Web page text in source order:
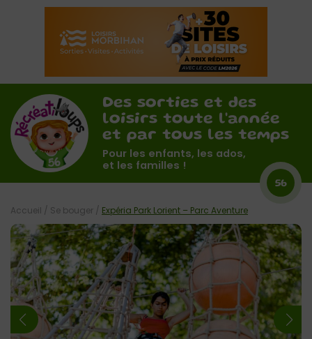
Des sorties et des
loisirs toute l'année
et par tous les temps
Pour les enfants, les ados,
et les familles !
56
Accueil / Se bouger / Expéria Park Lorient – Parc Aventure